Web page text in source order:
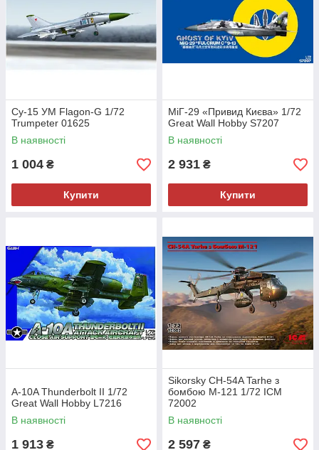
Су-15 УМ Flagon-G 1/72
Trumpeter 01625
В наявності
1 004 ₴
Купити
МіГ-29 «Привид Києва» 1/72
Great Wall Hobby S7207
В наявності
2 931 ₴
Купити
A-10A Thunderbolt II 1/72
Great Wall Hobby L7216
В наявності
1 913 ₴
Sikorsky CH-54A Tarhe з
бомбою M-121 1/72 ICM
72002
В наявності
2 597 ₴